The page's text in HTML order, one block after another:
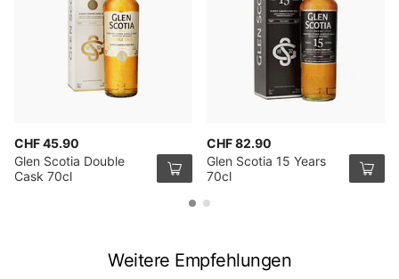
CHF 45.90
Glen Scotia Double
Cask 70cl
CHF 82.90
Glen Scotia 15 Years
70cl
Weitere Empfehlungen